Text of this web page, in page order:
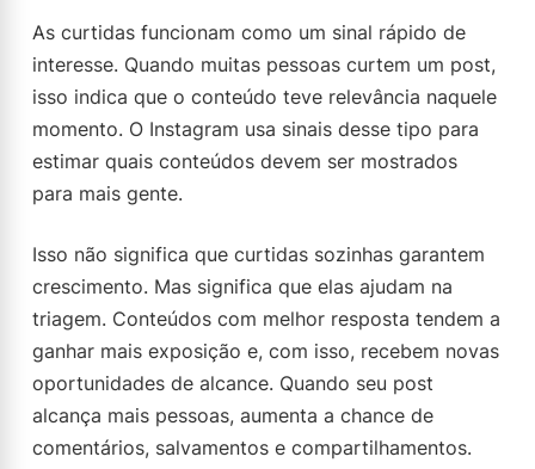
As curtidas funcionam como um sinal rápido de
interesse. Quando muitas pessoas curtem um post,
isso indica que o conteúdo teve relevância naquele
momento. O Instagram usa sinais desse tipo para
estimar quais conteúdos devem ser mostrados
para mais gente.
Isso não significa que curtidas sozinhas garantem
crescimento. Mas significa que elas ajudam na
triagem. Conteúdos com melhor resposta tendem a
ganhar mais exposição e, com isso, recebem novas
oportunidades de alcance. Quando seu post
alcança mais pessoas, aumenta a chance de
comentários, salvamentos e compartilhamentos.